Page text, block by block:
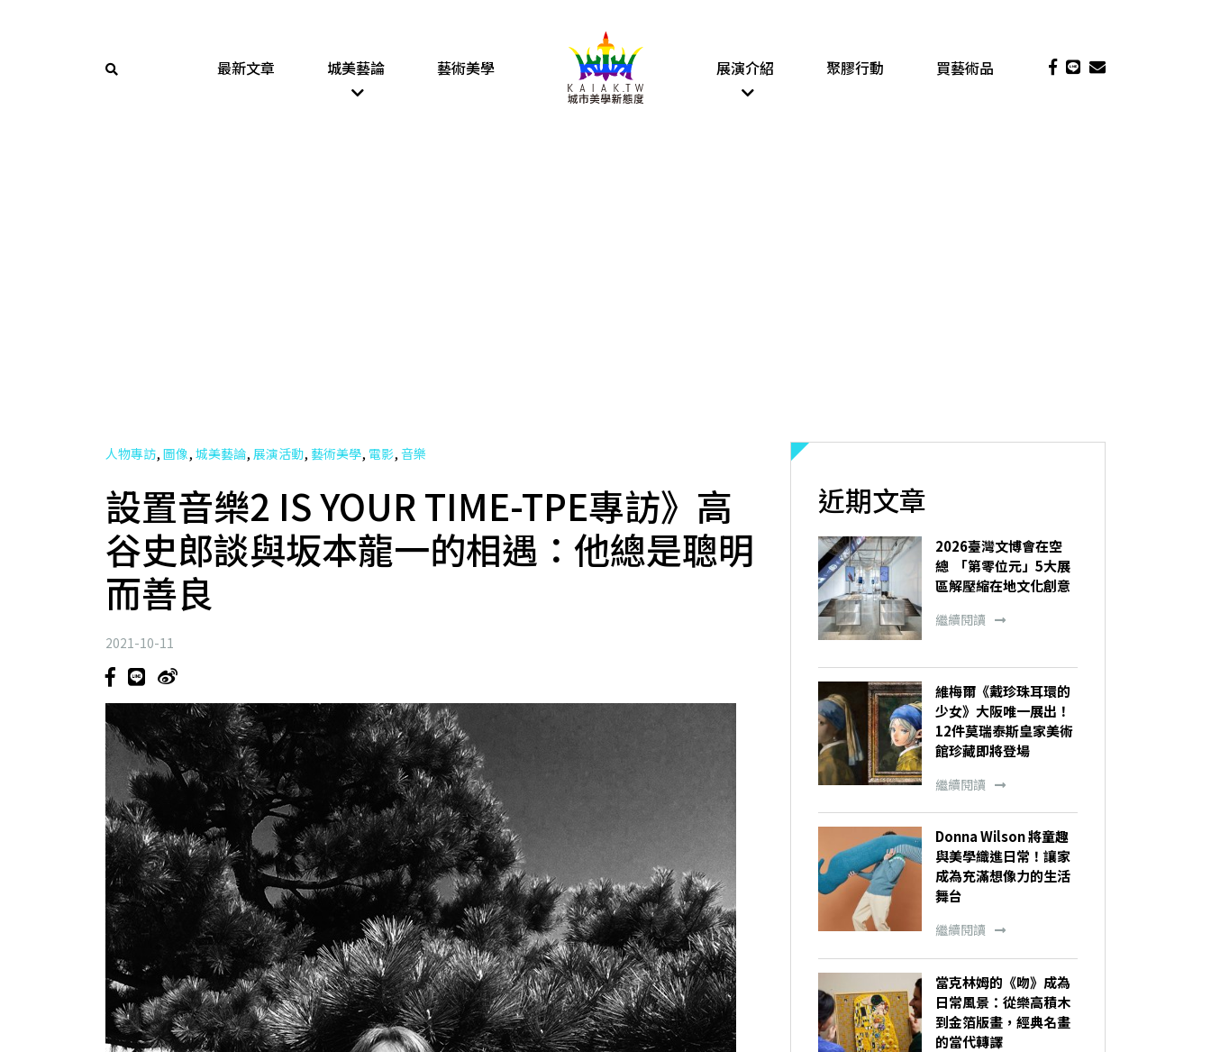
最新文章 城美藝論 藝術美學 展演介紹 聚膠行動 買藝術品
人物專訪, 圖像, 城美藝論, 展演活動, 藝術美學, 電影, 音樂
設置音樂2 IS YOUR TIME-TPE專訪》高
谷史郎談與坂本龍一的相遇：他總是聰明
而善良
2021-10-11
近期文章
2026臺灣文博會在空
總 「第零位元」5大展
區解壓縮在地文化創意
繼續閱讀
維梅爾《戴珍珠耳環的
少女》大阪唯一展出！
12件莫瑞泰斯皇家美術
館珍藏即將登場
繼續閱讀
Donna Wilson 將童趣
與美學織進日常！讓家
成為充滿想像力的生活
舞台
繼續閱讀
當克林姆的《吻》成為
日常風景：從樂高積木
到金箔版畫，經典名畫
的當代轉譯